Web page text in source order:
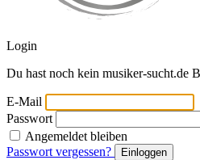
Login
Du hast noch kein musiker-sucht.de
E-Mail
Passwort
Angemeldet bleiben
Passwort vergessen?
Einloggen